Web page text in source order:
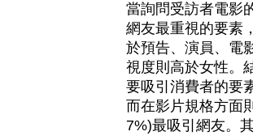
當詢問受訪者電影
網友最重視的要素
於預告、演員、電
視度則高於女性。
要吸引消費者的要
而在影片規格方面
7%)最吸引網友。